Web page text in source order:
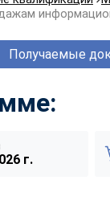
Получаемые
г.